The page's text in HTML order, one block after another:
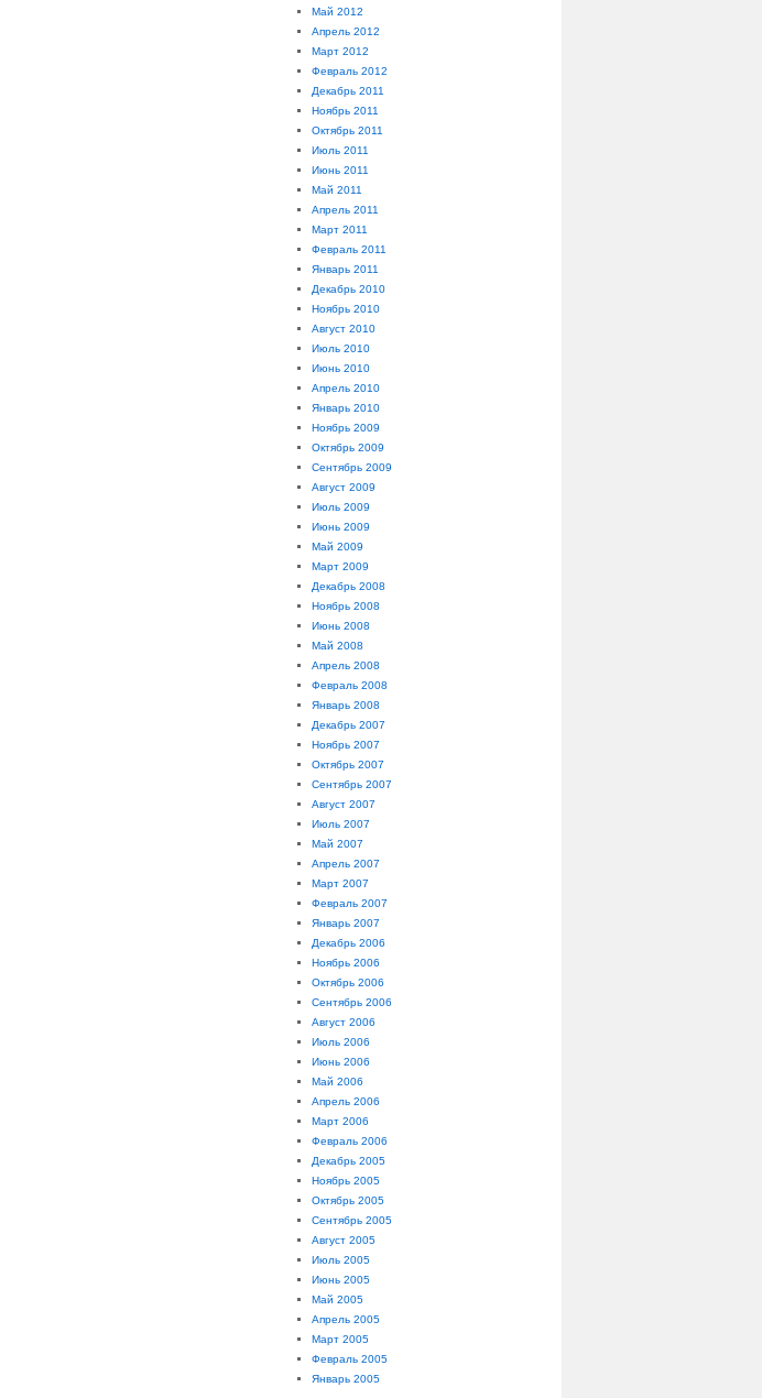
Май 2012
Апрель 2012
Март 2012
Февраль 2012
Декабрь 2011
Ноябрь 2011
Октябрь 2011
Июль 2011
Июнь 2011
Май 2011
Апрель 2011
Март 2011
Февраль 2011
Январь 2011
Декабрь 2010
Ноябрь 2010
Август 2010
Июль 2010
Июнь 2010
Апрель 2010
Январь 2010
Ноябрь 2009
Октябрь 2009
Сентябрь 2009
Август 2009
Июль 2009
Июнь 2009
Май 2009
Март 2009
Декабрь 2008
Ноябрь 2008
Июнь 2008
Май 2008
Апрель 2008
Февраль 2008
Январь 2008
Декабрь 2007
Ноябрь 2007
Октябрь 2007
Сентябрь 2007
Август 2007
Июль 2007
Май 2007
Апрель 2007
Март 2007
Февраль 2007
Январь 2007
Декабрь 2006
Ноябрь 2006
Октябрь 2006
Сентябрь 2006
Август 2006
Июль 2006
Июнь 2006
Май 2006
Апрель 2006
Март 2006
Февраль 2006
Декабрь 2005
Ноябрь 2005
Октябрь 2005
Сентябрь 2005
Август 2005
Июль 2005
Июнь 2005
Май 2005
Апрель 2005
Март 2005
Февраль 2005
Январь 2005